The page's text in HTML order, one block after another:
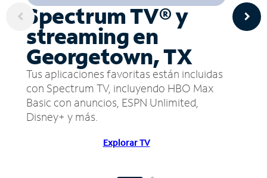
Spectrum TV® y
streaming en
Georgetown, TX
Tus aplicaciones favoritas están incluidas
con Spectrum TV, incluyendo HBO Max
Basic con anuncios, ESPN Unlimited,
Disney+ y más.
Explorar TV